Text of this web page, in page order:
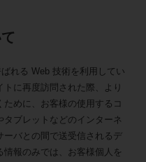
れる Web 技術を利用してい
に再度訪問された際、より
めに、お客様の使用するコ
ブレットなどのインターネ
ーバとの間で送受信されるデ
報のみでは、お客様個人を